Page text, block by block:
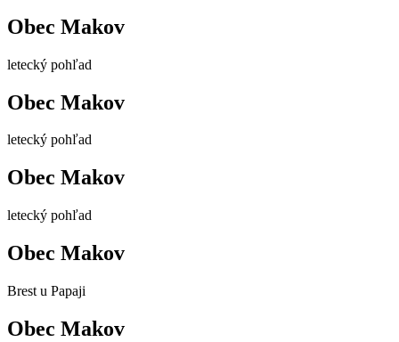
Obec Makov
letecký pohľad
Obec Makov
letecký pohľad
Obec Makov
letecký pohľad
Obec Makov
Brest u Papaji
Obec Makov